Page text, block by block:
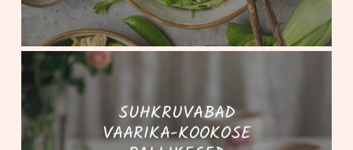
SUHKRUVABAD
VAARIKA-KOOKOSE